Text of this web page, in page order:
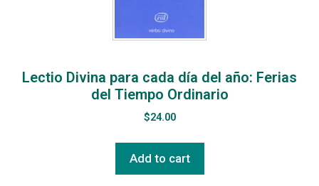
Lectio Divina para cada día del año: Ferias
del Tiempo Ordinario
$24.00
Add to cart